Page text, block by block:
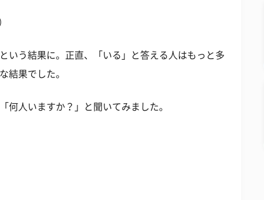
いう結果に。正直、「いる」と答える人はもっと多
結果でした。
何人いますか？」と聞いてみました。